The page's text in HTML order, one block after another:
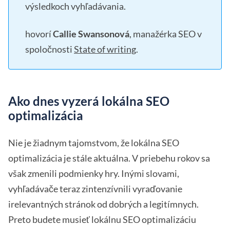
výsledkoch vyhľadávania.
hovoríCallie Swansonová, manažérka SEO v
spoločnostiState of writing.
Ako dnes vyzerá lokálna SEO
optimalizácia
Nie je žiadnym tajomstvom, že lokálna SEO
optimalizácia je stále aktuálna. V priebehu rokov sa
však zmenili podmienky hry. Inými slovami,
vyhľadávače teraz zintenzívnili vyraďovanie
irelevantných stránok od dobrých a legitímnych.
Preto budete musieť lokálnu SEO optimalizáciu